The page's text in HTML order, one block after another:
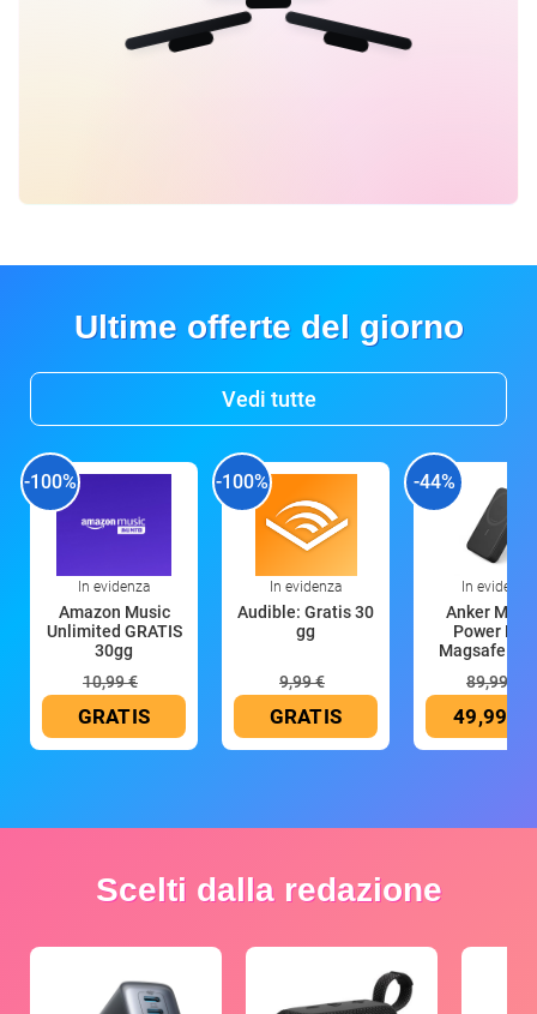
Ultime offerte del giorno
Vedi tutte
-100%
In evidenza
Amazon Music
Unlimited GRATIS
30gg
10,99 €
GRATIS
-100%
In evidenza
Audible: Gratis 30
gg
9,99 €
GRATIS
-44%
In evidenza
Anker
Power
Magsafe
89,99 €
49,99 €
Scelti dalla redazione